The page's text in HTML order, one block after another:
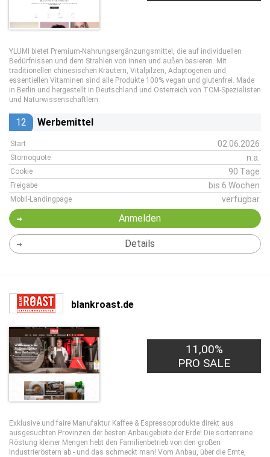
YLUMI bietet Premium-Nahrungsergänzungsmittel, die auf individuellen
Bedürfnissen und dem Strahlen von innen und außen basieren. Mit
traditionellen chinesischen Kräutern, Vitalpilzen, Adaptogenen und
essentiellen Vitaminen sind alle Produkte 100% vegan und glutenfrei. Made
in Berlin und hergestellt in Deutschland und Österreich von TCM-Spezialisten
und Naturwissenschaftlern.
12 Werbemittel
Start 02.06.2026
Stornoquote n.a.
Cookie 90 Tage
Freigabe bis 6 Wochen
Mobil-Landingpage verfügbar
Anmelden
Details
blankroast.de
11,00%
PRO SALE
Exklusive und faire Manufaktur Kaffee & Espressoprodukte direkt aus
ausgesuchten Provinzen der besten Anbaugebiete der Erde! Die sortenreine
Röstung kleiner Mengen hebt den Familienbetrieb von den großen
Industrieröstern ab - und das schmeckt man! Vom Anbau, über die Ernte,